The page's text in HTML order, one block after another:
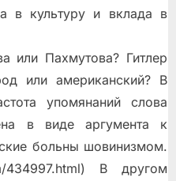
в культуру и вклада в
или Пахмутова? Гитлер
или американский? В
упомянаний слова
в виде аргумента к
больны шовинизмом.
434997.html) В другом